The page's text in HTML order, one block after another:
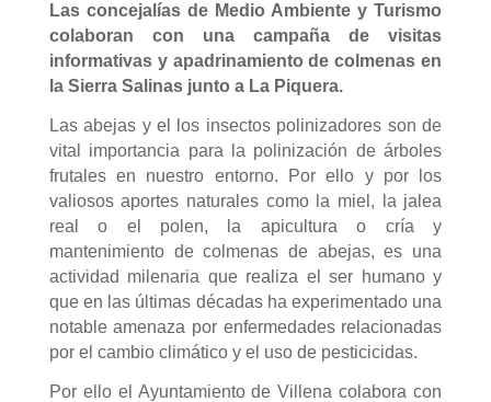
Las concejalías de Medio Ambiente y Turismo
colaboran con una campaña de visitas
informativas y apadrinamiento de colmenas en
la Sierra Salinas junto a La Piquera.
Las abejas y el los insectos polinizadores son de
vital importancia para la polinización de árboles
frutales en nuestro entorno. Por ello y por los
valiosos aportes naturales como la miel, la jalea
real o el polen, la apicultura o cría y
mantenimiento de colmenas de abejas, es una
actividad milenaria que realiza el ser humano y
que en las últimas décadas ha experimentado una
notable amenaza por enfermedades relacionadas
por el cambio climático y el uso de pesticicidas.
Por ello el Ayuntamiento de Villena colabora con